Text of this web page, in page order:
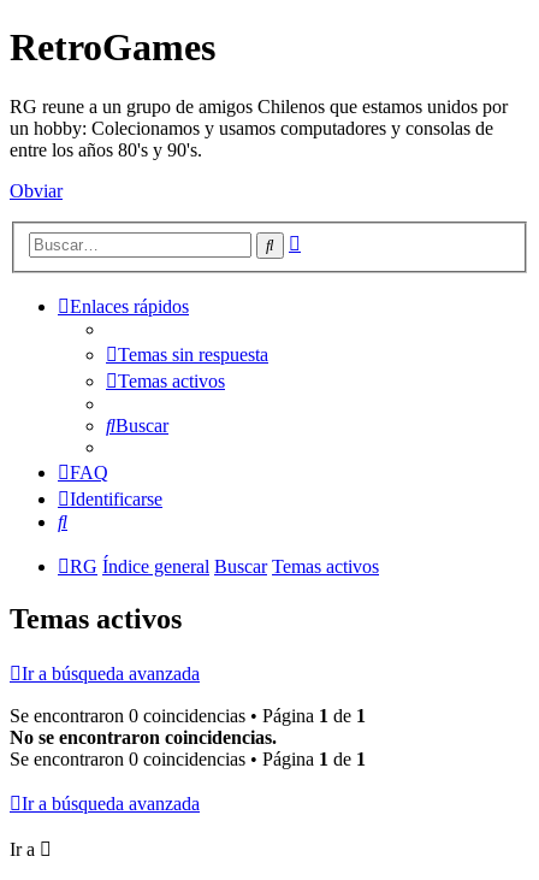
RetroGames
RG reune a un grupo de amigos Chilenos que estamos unidos por
un hobby: Colecionamos y usamos computadores y consolas de
entre los años 80's y 90's.
Obviar
Buscar
Enlaces rápidos
Temas sin respuesta
Temas activos
Buscar
FAQ
Identificarse
Buscar
RG Índice general Buscar Temas activos
Temas activos
Ir a búsqueda avanzada
Se encontraron 0 coincidencias • Página 1 de 1
No se encontraron coincidencias.
Se encontraron 0 coincidencias • Página 1 de 1
Ir a búsqueda avanzada
Ir a